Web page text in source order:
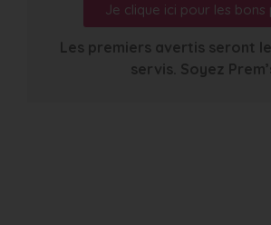
Je clique ici pour les bons
Les premiers avertis seront
servis. Soyez